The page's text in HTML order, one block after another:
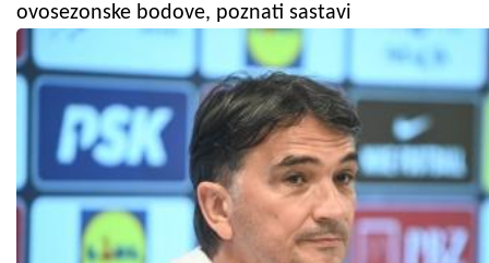
ovosezonske bodove, poznati sastavi